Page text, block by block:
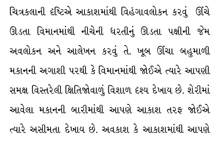
ચિત્રકલાની દૃષ્ટિએ આકાશમાંથી વિહંગાવલોકન કરવું ઊંચે
ઊડતા વિમાનમાંથી નીચેની ધરતીનું ઊડતા પક્ષીની જેમ
અવલોકન અને આલેખન કરવું તે. ખૂબ ઊંચા બહુમાળી
મકાનની અગાશી પરથી કે વિમાનમાંથી જોઈએ ત્યારે આપણી
સમક્ષ વિસ્તરેલી ક્ષિતિજોવાળું વિશાળ દૃશ્ય દેખાય છે. શેરીમાં
આવેલા મકાનની બારીમાંથી આપણે આકાશ તરફ જોઈએ
ત્યારે અસીમતા દેખાય છે. અવકાશ કે આકાશમાંથી આપણે